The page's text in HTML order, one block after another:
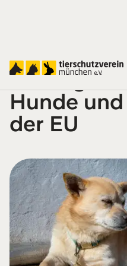
Künftig
Hunde
der EU